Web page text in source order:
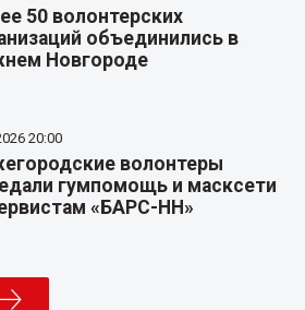
50 волонтерских
объединились в
Новгороде
20:00
волонтеры
гумпомощь и масксети
«БАРС-НН»